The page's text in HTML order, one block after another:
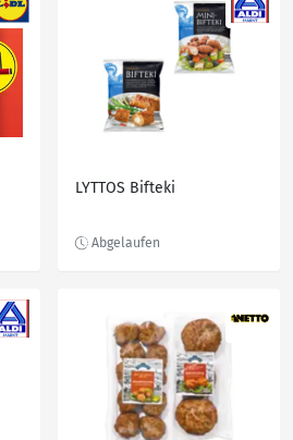
LYTTOS Bifteki